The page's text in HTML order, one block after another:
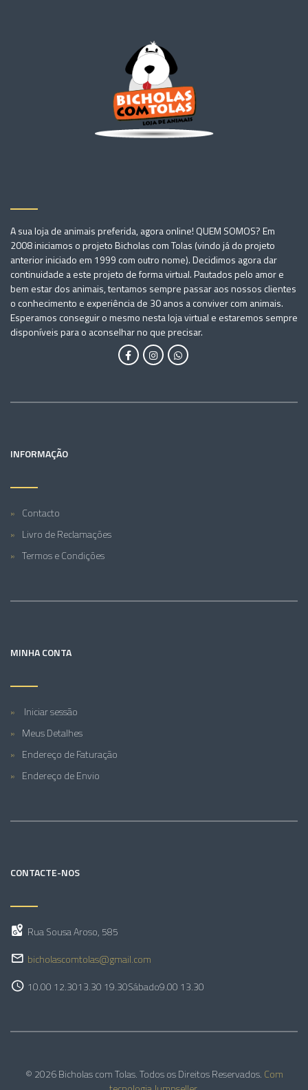
A sua loja de animais preferida, agora online! QUEM SOMOS? Em
2008 iniciamos o projeto Bicholas com Tolas (vindo já do projeto
anterior iniciado em 1999 com outro nome). Decidimos agora dar
continuidade a este projeto de forma virtual. Pautados pelo amor e
bem estar dos animais, tentamos sempre passar aos nossos clientes
o conhecimento e experiência de 30 anos a conviver com animais.
Esperamos conseguir o mesmo nesta loja virtual e estaremos sempre
disponíveis para o aconselhar no que precisar.
INFORMAÇÃO
Contacto
Livro de Reclamações
Termos e Condições
MINHA CONTA
Iniciar sessão
Meus Detalhes
Endereço de Faturação
Endereço de Envio
CONTACTE-NOS
Rua Sousa Aroso, 585
bicholascomtolas@gmail.com
10.00 12.3013.30 19.30Sábado9.00 13.30
© 2026 Bicholas com Tolas. Todos os Direitos Reservados. Com